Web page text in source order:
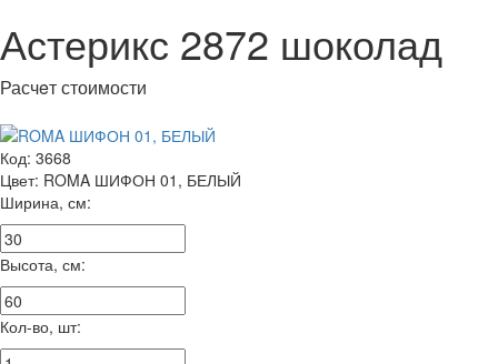
Астерикс 2872 шоколад
Расчeт стоимости
Код: 3668
Цвет: ROMA ШИФОН 01, БЕЛЫЙ
Ширина, см:
Высота, см:
Кол-во, шт: